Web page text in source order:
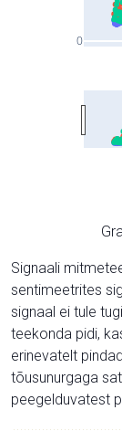
0
Signaali
sentimeetrites
signaal ei tule
teekonda pidi,
erinevatelt
tõusunurgaga
peegelduvatest